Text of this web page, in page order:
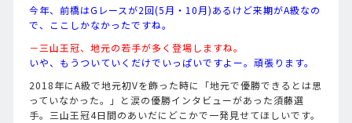
今年、前橋はGレースが2回(5月・10月)あるけど来期がA級なの
で、ここしかなかったですね。
－三山王冠、地元の若手が多く登場しますね。
いや、もうついていくだけでいっぱいですよー。頑張ります。
2018年にA級で地元初Vを飾った時に「地元で優勝できるとは思
っていなかった。」と涙の優勝インタビューがあった須藤選
手。三山王冠4日間のあいだにどこかで一発見せてほしいです。